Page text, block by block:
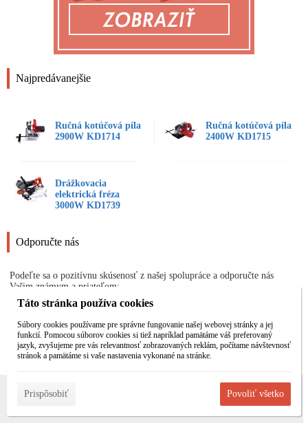
Najpredávanejšie
Ručná kotúčová píla
2900W KD1714
Ručná kotúčová píla
2400W KD1715
Drážkovacia
elektrická fréza
3000W KD1739
Odporučte nás
Podeľte sa o pozitívnu skúsenosť z našej spolupráce a odporučte nás
Vašim známym a priateľom:
Odporučiť
Informácie
Táto stránka používa cookies
Súbory cookies používame pre správne fungovanie našej webovej stránky a jej
funkcií. Pomocou súborov cookies si tiež napríklad pamätáme váš preferovaný
jazyk, zvyšujeme pre vás relevantnosť zobrazovaných reklám, počítame návštevnosť
stránok a pamätáme si vaše nastavenia vykonané na stránke.
Prispôsobiť Povoliť všetko